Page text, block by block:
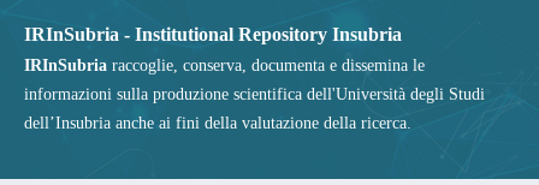
IRInSubria - Institutional Repository Insubria
IRInSubria raccoglie, conserva, documenta e dissemina le
informazioni sulla produzione scientifica dell'Università degli Studi
dell’Insubria anche ai fini della valutazione della ricerca.